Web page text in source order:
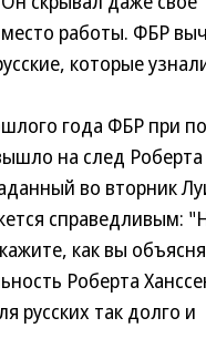
работы. ФБР
которые
года ФБР при
на след Роберта
во вторник
справедливым:
как вы
Роберта
русских так долго и